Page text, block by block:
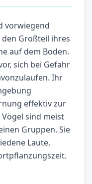
vorwiegend
Großteil ihres
auf dem Boden.
sich bei Gefahr
Ihr
effektiv zur
sind meist
Gruppen. Sie
Laute,